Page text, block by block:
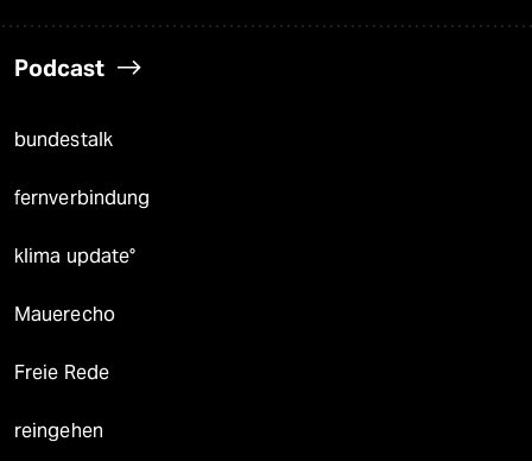
Podcast
bundestalk
fernverbindung
klima update°
Mauerecho
Freie Rede
reingehen